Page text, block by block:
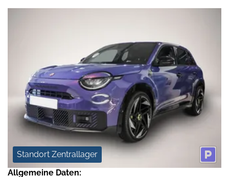
Standort Zentrallager
Allgemeine Daten: